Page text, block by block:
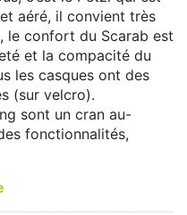
aéré, il convient très
le confort du Scarab est
et la compacité du
les casques ont des
(sur velcro).
sont un cran au-
fonctionnalités,